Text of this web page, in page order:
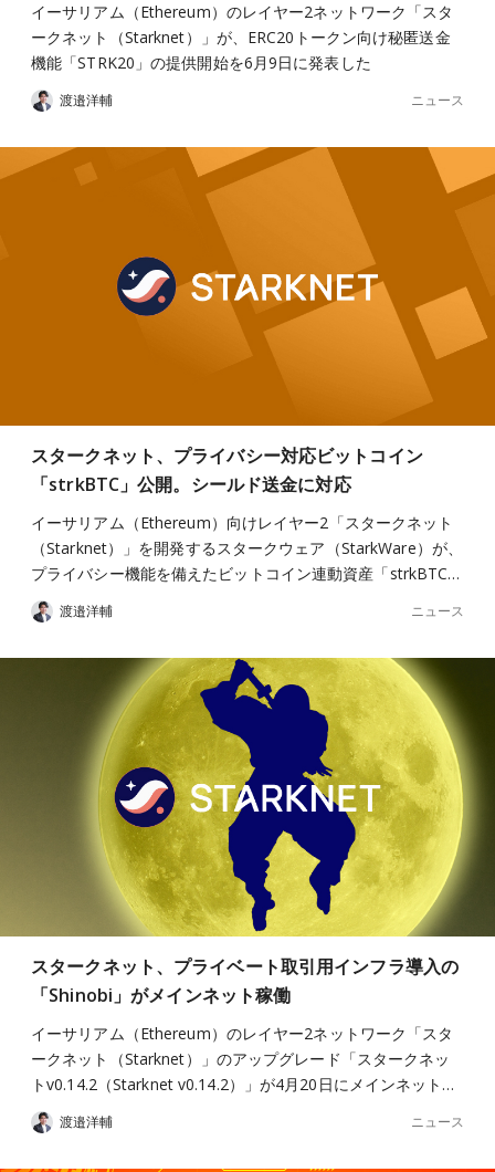
イーサリアム（Ethereum）のレイヤー2ネットワーク「スタ
ークネット（Starknet）」が、ERC20トークン向け秘匿送金
機能「STRK20」の提供開始を6月9日に発表した
渡邉洋輔 ニュース
スタークネット、プライバシー対応ビットコイン
「strkBTC」公開。シールド送金に対応
イーサリアム（Ethereum）向けレイヤー2「スタークネット
（Starknet）」を開発するスタークウェア（StarkWare）が、
プライバシー機能を備えたビットコイン連動資産「strkBTC…
渡邉洋輔 ニュース
スタークネット、プライベート取引用インフラ導入の
「Shinobi」がメインネット稼働
イーサリアム（Ethereum）のレイヤー2ネットワーク「スタ
ークネット（Starknet）」のアップグレード「スタークネッ
トv0.14.2（Starknet v0.14.2）」が4月20日にメインネット…
渡邉洋輔 ニュース